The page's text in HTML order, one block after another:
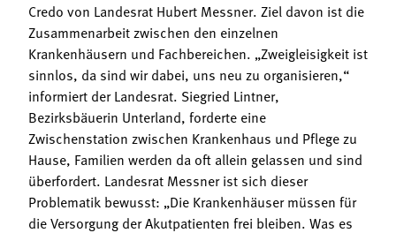
Credo von Landesrat Hubert Messner. Ziel davon ist die
Zusammenarbeit zwischen den einzelnen
Krankenhäusern und Fachbereichen. „Zweigleisigkeit ist
sinnlos, da sind wir dabei, uns neu zu organisieren,“
informiert der Landesrat. Siegried Lintner,
Bezirksbäuerin Unterland, forderte eine
Zwischenstation zwischen Krankenhaus und Pflege zu
Hause, Familien werden da oft allein gelassen und sind
überfordert. Landesrat Messner ist sich dieser
Problematik bewusst: „Die Krankenhäuser müssen für
die Versorgung der Akutpatienten frei bleiben. Was es